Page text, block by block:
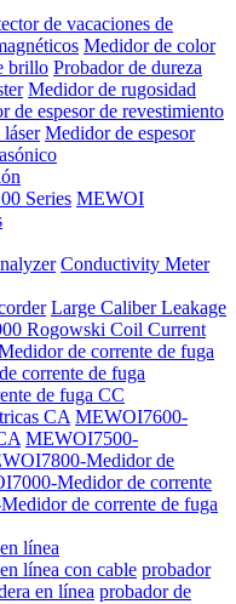
de vacaciones de
Medidor de color
brillo Probador de dureza
Medidor de rugosidad
de espesor de revestimiento
Medidor de espesor
Series MEWOI
Conductivity Meter
Large Caliber Leakage
Rogowski Coil Current
de corrente de fuga
corrente de fuga
de fuga CC
CA MEWOI7600-
MEWOI7500-
Medidor de
Medidor de corrente
de corrente de fuga
línea
línea con cable probador
en línea probador de